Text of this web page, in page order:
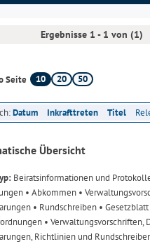
Ergebnisse 1 - 1 von (1)
Seite
10 20 50
Datum Inkrafttreten Titel
Übersicht
Beiratsinformationen und
• Abkommen •
• Rundschreiben • Gesetzblatt
• Verwaltungsvorschriften,
Richtlinien und